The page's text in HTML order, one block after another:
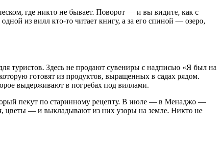
где никто не бывает. Поворот — и вы видите, как с
из вилл кто-то читает книгу, а за его спиной — озеро,
туристов. Здесь не продают сувениры с надписью «Я был на
готовят из продуктов, выращенных в садах рядом.
выдерживают в погребах под виллами.
пекут по старинному рецепту. В июле — в Менаджо —
цветы — и выкладывают из них узоры на земле. Никто не